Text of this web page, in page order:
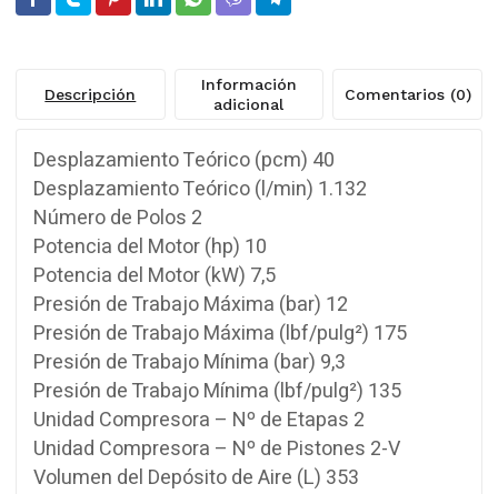
Descripción
Información
adicional
Comentarios (0)
Desplazamiento Teórico (pcm) 40
Desplazamiento Teórico (l/min) 1.132
Número de Polos 2
Potencia del Motor (hp) 10
Potencia del Motor (kW) 7,5
Presión de Trabajo Máxima (bar) 12
Presión de Trabajo Máxima (lbf/pulg²) 175
Presión de Trabajo Mínima (bar) 9,3
Presión de Trabajo Mínima (lbf/pulg²) 135
Unidad Compresora – Nº de Etapas 2
Unidad Compresora – Nº de Pistones 2-V
Volumen del Depósito de Aire (L) 353